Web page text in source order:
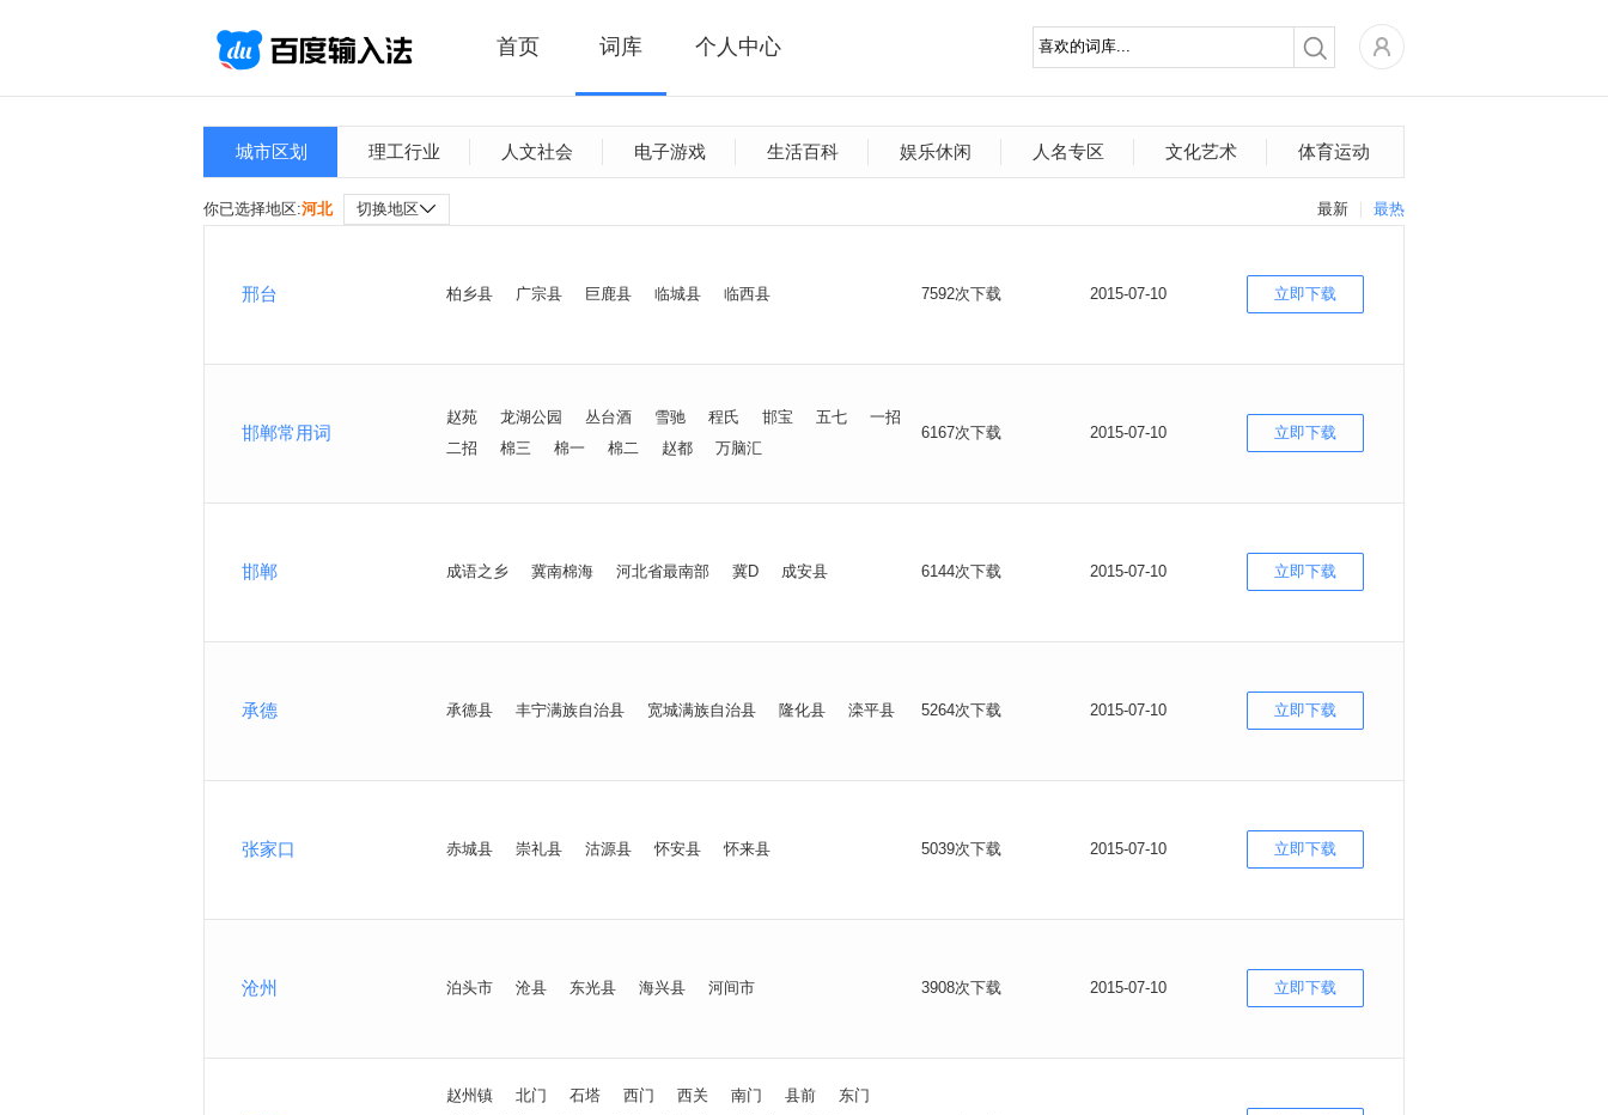
首页 词库 个人中心
城市区划 理工行业 人文社会 电子游戏 生活百科 娱乐休闲 人名专区 文化艺术 体育运动
最热
最新
你已选择地区:河北 切换地区
邢台 柏乡县 广宗县 巨鹿县 临城县 临西县 7592次下载 2015-07-10 立即下载
邯郸常用词
赵苑 龙湖公园 丛台酒 雪驰 程氏 邯宝 五七
一招
二招
棉三 棉一 棉二 赵都 万脑汇
6167次下载 2015-07-10 立即下载
邯郸 成语之乡 冀南棉海 河北省最南部 冀D 成安县 6144次下载 2015-07-10 立即下载
承德 承德县 丰宁满族自治县 宽城满族自治县 隆化县 滦平县 5264次下载 2015-07-10 立即下载
张家口 赤城县 崇礼县 沽源县 怀安县 怀来县 5039次下载 2015-07-10 立即下载
沧州 泊头市 沧县 东光县 海兴县 河间市 3908次下载 2015-07-10 立即下载
赵州镇 北门 石塔 西门 西关 南门 县前
东门